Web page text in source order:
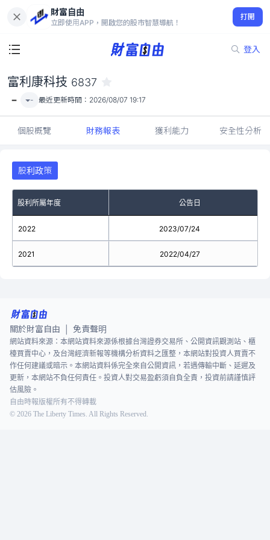
財富自由
立即使用APP，開啟您的股市智慧導航！
打開
登入
-
富利康科技 6837
- - 最近更新時間： 2026/08/07 19:17
個股概覽 財務報表 獲利能力 安全性分析
股利政策
股利所屬年度 公告日
2022
2021
2023/07/24
2022/04/27
關於財富自由 免責聲明
網站資料來源：本網站資料來源係根據台灣證券交易所、公開資訊觀測站、櫃
檯買賣中心，及台灣經濟新報等機構分析資料之匯整，本網站對投資人買賣不
作任何建議或暗示。本網站資料係完全來自公開資訊，若遇傳輸中斷、延遲及
更新，本網站不負任何責任。投資人對交易盈虧須自負全責，投資前請謹慎評
估風險。
自由時報版權所有不得轉載
© 2026 The Liberty Times. All Rights Reserved.